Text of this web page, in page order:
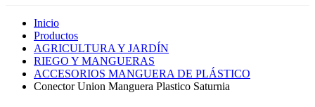
Inicio
Productos
AGRICULTURA Y JARDÍN
RIEGO Y MANGUERAS
ACCESORIOS MANGUERA DE PLÁSTICO
Conector Union Manguera Plastico Saturnia